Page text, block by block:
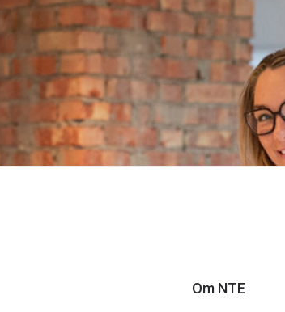
hjemmenett? Da må du tenke på hva slags
Om NTE